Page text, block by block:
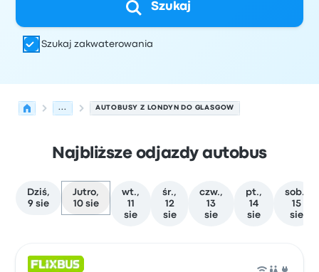
Szukaj
Szukaj zakwaterowania
... AUTOBUSY Z LONDYN DO GLASGOW
Najbliższe odjazdy autobus
Dziś,
9 sie
Jutro,
10 sie
wt.,
11
sie
śr.,
12
sie
czw.,
13
sie
pt.,
14
sie
sob.,
15
sie